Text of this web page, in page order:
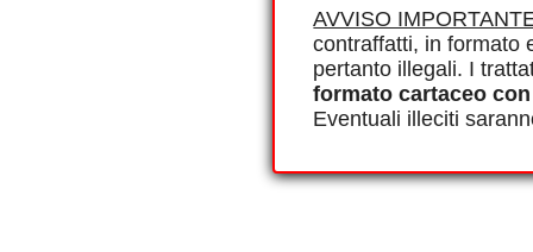
AVVISO
contraffatti, in formato
pertanto illegali. I
formato cartaceo
Eventuali illeciti